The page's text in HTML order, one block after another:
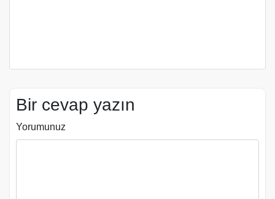
Bir cevap yazın
Yorumunuz